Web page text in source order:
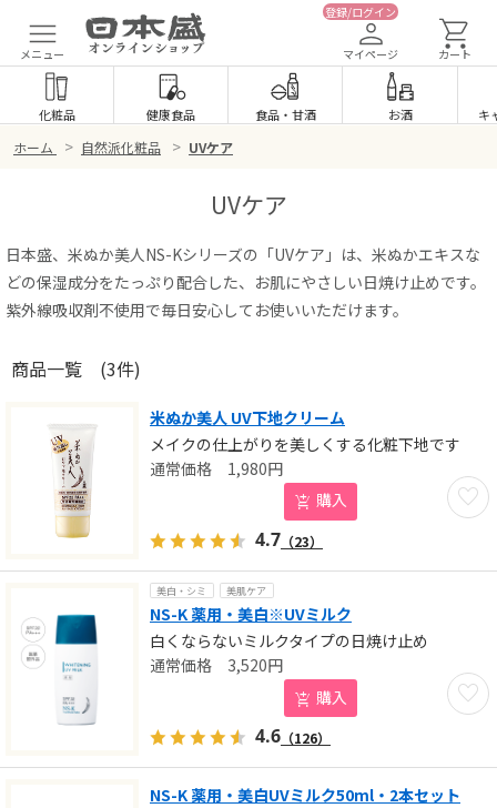
メニュー
登録/ログイン
マイページ カート
化粧品 健康食品 食品・ 甘酒 お酒 キ
ホーム > 自然派化粧品 > UVケア
UVケア
日本盛、米ぬか美人NS-Kシリーズの「UVケア」は、米ぬかエキスな
どの保湿成分をたっぷり配合した、お肌にやさしい日焼け止めです。
紫外線吸収剤不使用で毎日安心してお使いいただけます。
商品一覧 (3件)
米ぬか美人 UV下地クリーム
メイクの仕上がりを美しくする化粧下地です
お気
1,980円
購入
4.7 （23）
美白・シミ 美肌ケア
NS-K 薬用・美白※UVミルク
白くならないミルクタイプの日焼け止め
お気
3,520円
購入
4.6 （126）
NS-K 薬用・美白UVミルク50ml・2本セット